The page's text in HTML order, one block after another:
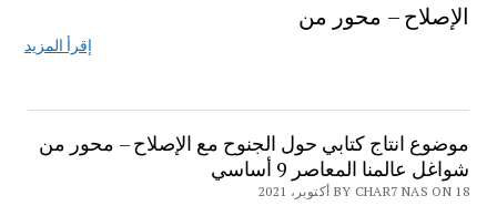
الإصلاح – محور من
إقرأ المزيد
موضوع انتاج كتابي حول الجنوح مع الإصلاح – محور من
شواغل عالمنا المعاصر 9 أساسي
BY CHAR7 NAS ON 18 أكتوبر، 2021